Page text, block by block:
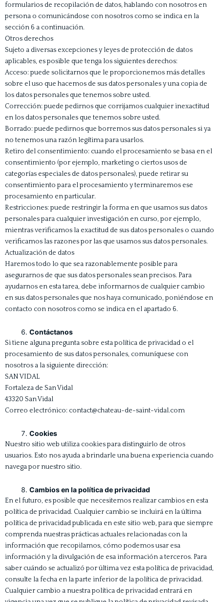
formularios de recopilación de datos, hablando con nosotros en
persona o comunicándose con nosotros como se indica en la
sección 6 a continuación.
Otros derechos
Sujeto a diversas excepciones y leyes de protección de datos
aplicables, es posible que tenga los siguientes derechos:
Acceso: puede solicitarnos que le proporcionemos más detalles
sobre el uso que hacemos de sus datos personales y una copia de
los datos personales que tenemos sobre usted.
Corrección: puede pedirnos que corrijamos cualquier inexactitud
en los datos personales que tenemos sobre usted.
Borrado: puede pedirnos que borremos sus datos personales si ya
no tenemos una razón legítima para usarlos.
Retiro del consentimiento: cuando el procesamiento se basa en el
consentimiento (por ejemplo, marketing o ciertos usos de
categorías especiales de datos personales), puede retirar su
consentimiento para el procesamiento y terminaremos ese
procesamiento en particular.
Restricciones: puede restringir la forma en que usamos sus datos
personales para cualquier investigación en curso, por ejemplo,
mientras verificamos la exactitud de sus datos personales o cuando
verificamos las razones por las que usamos sus datos personales.
Actualización de datos
Haremos todo lo que sea razonablemente posible para
asegurarnos de que sus datos personales sean precisos. Para
ayudarnos en esta tarea, debe informarnos de cualquier cambio
en sus datos personales que nos haya comunicado, poniéndose en
contacto con nosotros como se indica en el apartado 6.
Contáctanos
Si tiene alguna pregunta sobre esta política de privacidad o el
procesamiento de sus datos personales, comuníquese con
nosotros a la siguiente dirección:
SAN VIDAL
Fortaleza de San Vidal
43320 San Vidal
Correo electrónico: contact@chateau-de-saint-vidal.com
Cookies
Nuestro sitio web utiliza cookies para distinguirlo de otros
usuarios. Esto nos ayuda a brindarle una buena experiencia cuando
navega por nuestro sitio.
Cambios en la política de privacidad
En el futuro, es posible que necesitemos realizar cambios en esta
política de privacidad. Cualquier cambio se incluirá en la última
política de privacidad publicada en este sitio web, para que siempre
comprenda nuestras prácticas actuales relacionadas con la
información que recopilamos, cómo podemos usar esa
información y la divulgación de esa información a terceros. Para
saber cuándo se actualizó por última vez esta política de privacidad,
consulte la fecha en la parte inferior de la política de privacidad.
Cualquier cambio a nuestra política de privacidad entrará en